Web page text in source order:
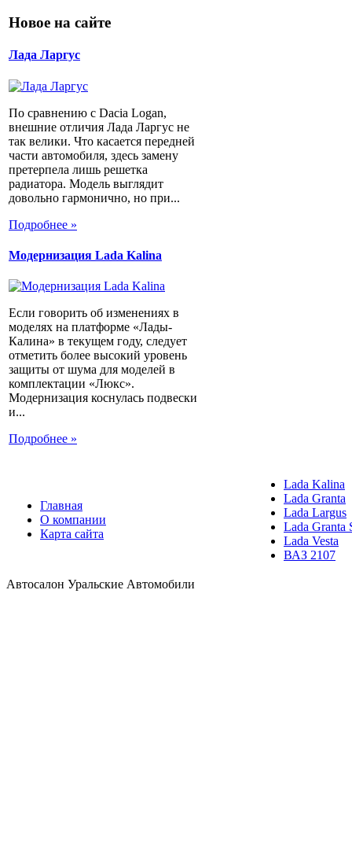
Новое на сайте
Лада Ларгус
По сравнению с Dacia Logan,
внешние отличия Лада Ларгус не
так велики. Что касается передней
части автомобиля, здесь замену
претерпела лишь решетка
радиатора. Модель выглядит
довольно гармонично, но при...
Подробнее »
Модернизация Lada Kalina
Если говорить об изменениях в
моделях на платформе «Лады-
Калина» в текущем году, следует
отметить более высокий уровень
защиты от шума для моделей в
комплектации «Люкс».
Модернизация коснулась подвески
и...
Подробнее »
Главная
О компании
Карта сайта
Lada Kalina
Lada Granta
Lada Largus
Lada Granta
Lada Vesta
ВАЗ 2107
Автосалон Уральские Автомобили